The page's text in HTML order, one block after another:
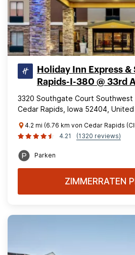
Holiday Inn Express &
Rapids-I-380 @ 33rd
3320 Southgate Court Southwest
Cedar Rapids, Iowa 52404,
4.2 mi (6.76 km von Cedar Rapids
4.21
(1320 reviews)
Parken
ZIMMERRATEN